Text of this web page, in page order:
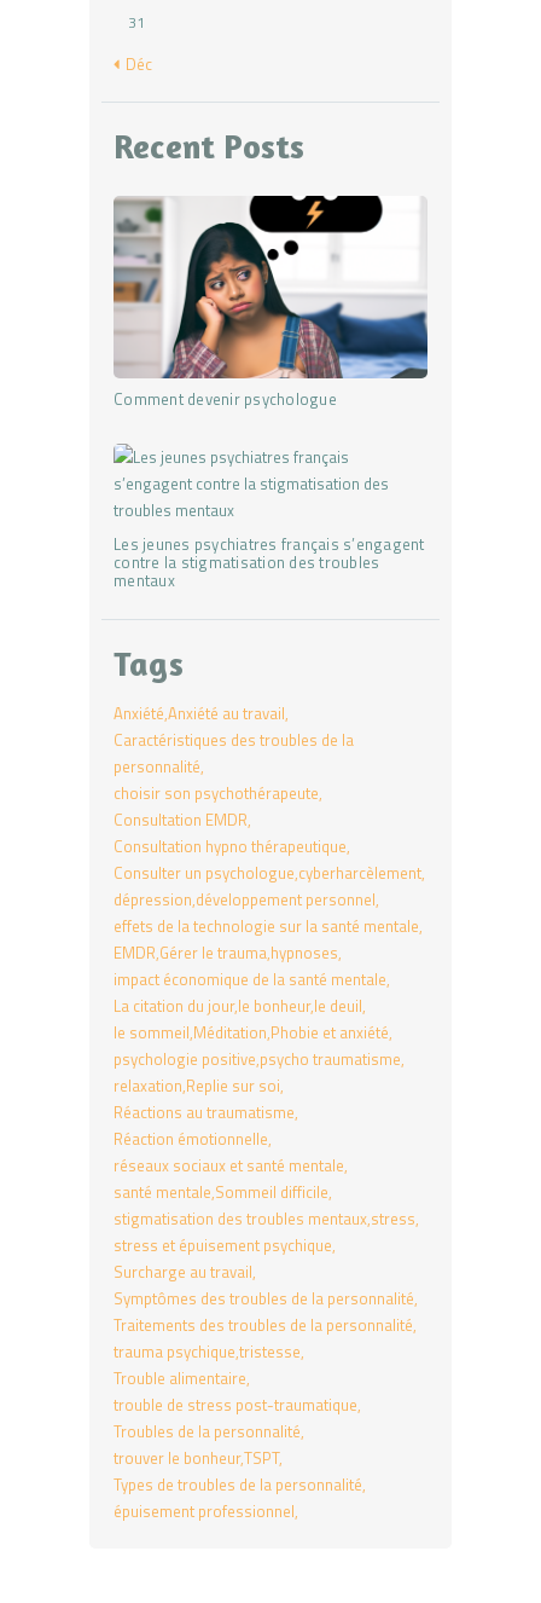
31
« Déc
Recent Posts
Comment devenir psychologue
Les jeunes psychiatres français s’engagent
contre la stigmatisation des troubles
mentaux
Tags
Anxiété Anxiété au travail
Caractéristiques des troubles de la
personnalité
choisir son psychothérapeute
Consultation EMDR
Consultation hypno thérapeutique
Consulter un psychologue cyberharcèlement
dépression développement personnel
effets de la technologie sur la santé mentale
EMDR Gérer le trauma hypnoses
impact économique de la santé mentale
La citation du jour le bonheur le deuil
le sommeil Méditation Phobie et anxiété
psychologie positive psycho traumatisme
relaxation Replie sur soi
Réactions au traumatisme
Réaction émotionnelle
réseaux sociaux et santé mentale
santé mentale Sommeil difficile
stigmatisation des troubles mentaux stress
stress et épuisement psychique
Surcharge au travail
Symptômes des troubles de la personnalité
Traitements des troubles de la personnalité
trauma psychique tristesse
Trouble alimentaire
trouble de stress post-traumatique
Troubles de la personnalité
trouver le bonheurTSPT
Types de troubles de la personnalité
épuisement professionnel